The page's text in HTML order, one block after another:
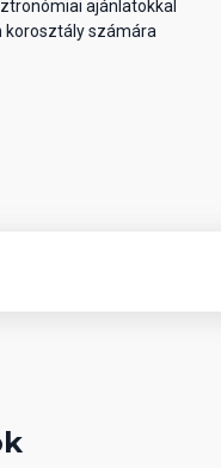
ajánlatokkal
korosztály számára